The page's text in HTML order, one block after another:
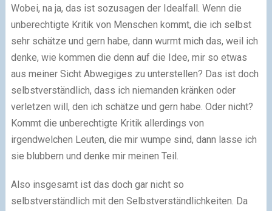
Wobei, na ja, das ist sozusagen der Idealfall. Wenn die
unberechtigte Kritik von Menschen kommt, die ich selbst
sehr schätze und gern habe, dann wurmt mich das, weil ich
denke, wie kommen die denn auf die Idee, mir so etwas
aus meiner Sicht Abwegiges zu unterstellen? Das ist doch
selbstverständlich, dass ich niemanden kränken oder
verletzen will, den ich schätze und gern habe. Oder nicht?
Kommt die unberechtigte Kritik allerdings von
irgendwelchen Leuten, die mir wumpe sind, dann lasse ich
sie blubbern und denke mir meinen Teil.
Also insgesamt ist das doch gar nicht so
selbstverständlich mit den Selbstverständlichkeiten. Da